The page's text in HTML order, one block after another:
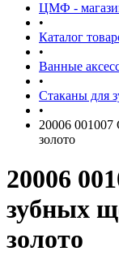
ЦМФ -
•
Каталог
•
Ванные
•
Стаканы для
•
20006 001007
золото
20006
зубных
золото